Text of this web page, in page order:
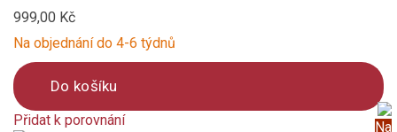
Na
999,00 Kč
Na objednání do 4-6 týdnů
Do košíku
Přidat k porovnání